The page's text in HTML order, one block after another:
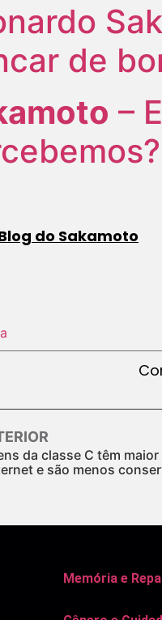
de
–
do Sakamoto
da classe C têm
e são menos
Memória e